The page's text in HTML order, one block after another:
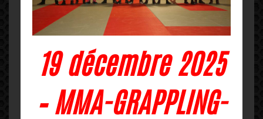
19 décembre 2025
– MMA-GRAPPLING-